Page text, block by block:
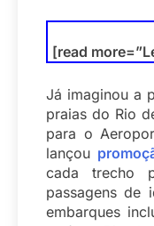
[read
Já imaginou a
praias do Rio
para o
lançou
cada trecho
passagens de
embarques